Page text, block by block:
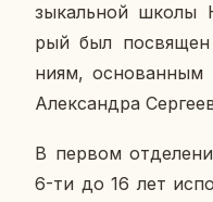
зы­каль­ной школы
рый был
ни­ям, ос­но­ван­ным
Алек­сандра
В первом
6-ти до 16 лет